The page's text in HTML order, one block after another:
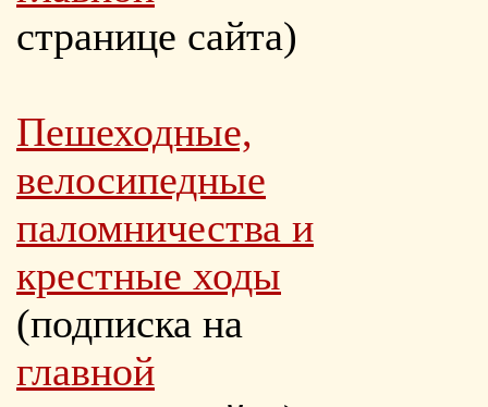
странице сайта)
Пешеходные,
велосипедные
паломничества и
крестные ходы
(подписка на
главной